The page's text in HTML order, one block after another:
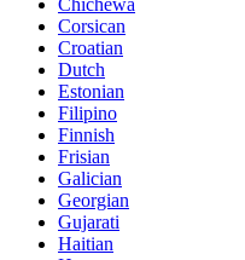
Corsican
Croatian
Dutch
Estonian
Filipino
Finnish
Frisian
Galician
Georgian
Gujarati
Haitian